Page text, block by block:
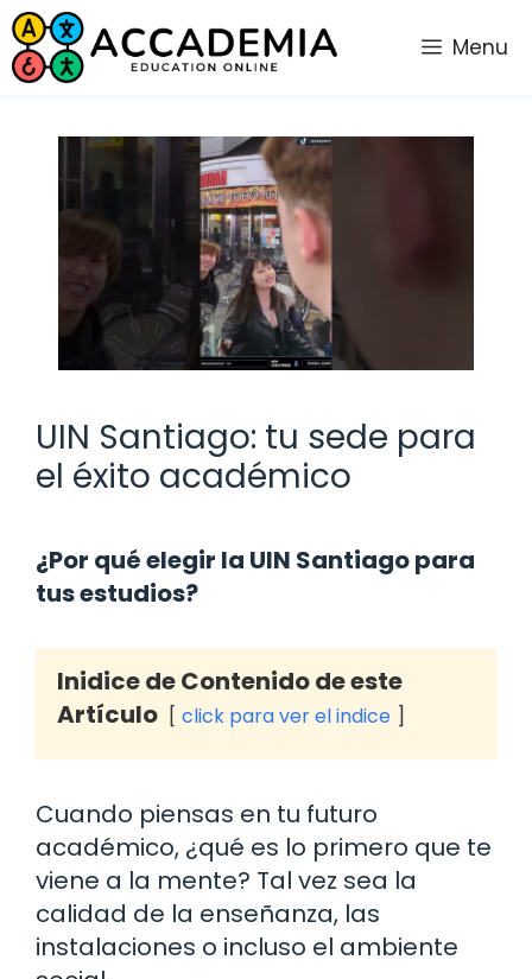
Saltar
al
contenido
Menu
UIN Santiago: tu sede para
el éxito académico
¿Por qué elegir la UIN Santiago para
tus estudios?
Inidice de Contenido de este
Artículo
click para ver el indice
Cuando piensas en tu futuro
académico, ¿qué es lo primero que te
viene a la mente? Tal vez sea la
calidad de la enseñanza, las
instalaciones o incluso el ambiente